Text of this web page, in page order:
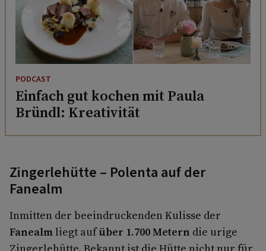
PODCAST
Einfach gut kochen mit Paula
Bründl: Kreativität
Zingerlehütte – Polenta auf der
Fanealm
Inmitten der beeindruckenden Kulisse der
Fanealmliegt aufüber 1.700 Metern die urige